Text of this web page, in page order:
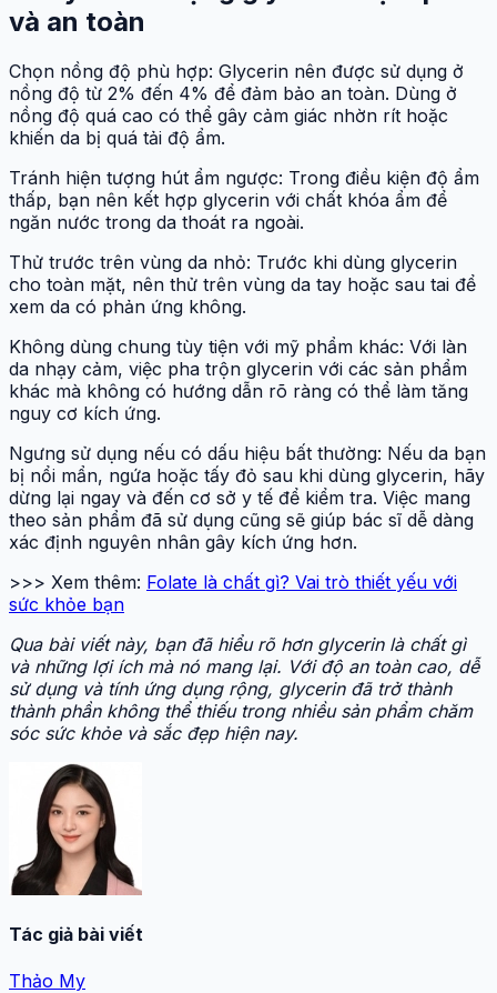
và an toàn
Chọn nồng độ phù hợp: Glycerin nên được sử dụng ở
nồng độ từ 2% đến 4% để đảm bảo an toàn. Dùng ở
nồng độ quá cao có thể gây cảm giác nhờn rít hoặc
khiến da bị quá tải độ ẩm.
Tránh hiện tượng hút ẩm ngược: Trong điều kiện độ ẩm
thấp, bạn nên kết hợp glycerin với chất khóa ẩm để
ngăn nước trong da thoát ra ngoài.
Thử trước trên vùng da nhỏ: Trước khi dùng glycerin
cho toàn mặt, nên thử trên vùng da tay hoặc sau tai để
xem da có phản ứng không.
Không dùng chung tùy tiện với mỹ phẩm khác: Với làn
da nhạy cảm, việc pha trộn glycerin với các sản phẩm
khác mà không có hướng dẫn rõ ràng có thể làm tăng
nguy cơ kích ứng.
Ngưng sử dụng nếu có dấu hiệu bất thường: Nếu da bạn
bị nổi mẩn, ngứa hoặc tấy đỏ sau khi dùng glycerin, hãy
dừng lại ngay và đến cơ sở y tế để kiểm tra. Việc mang
theo sản phẩm đã sử dụng cũng sẽ giúp bác sĩ dễ dàng
xác định nguyên nhân gây kích ứng hơn.
>>> Xem thêm: Folate là chất gì? Vai trò thiết yếu với
sức khỏe bạn
Qua bài viết này, bạn đã hiểu rõ hơn glycerin là chất gì
và những lợi ích mà nó mang lại. Với độ an toàn cao, dễ
sử dụng và tính ứng dụng rộng, glycerin đã trở thành
thành phần không thể thiếu trong nhiều sản phẩm chăm
sóc sức khỏe và sắc đẹp hiện nay.
Tác giả bài viết
Thảo My